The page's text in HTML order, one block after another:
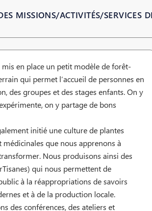
MISSIONS/ACTIVITÉS/SERVICES
mis en place un petit modèle de forêt-
qui permet l’accueil de personnes en
des groupes et des stages enfants. On y
on y partage de bons
initié une culture de plantes
que nous apprenons à
Nous produisons ainsi des
qui nous permettent de
à la réappropriations de savoirs
et à de la production locale.
des conférences, des ateliers et